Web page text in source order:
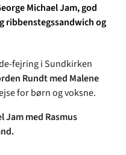
Michael Jam, god
ribbenstegssandwich og
fejring i Sundkirken
Rundt med Malene
for børn og voksne.
Jam med Rasmus